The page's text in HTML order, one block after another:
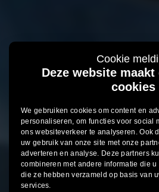
Cookie
Deze website
cookies
We gebruiken cookies om content en
personaliseren, om functies voor social
ons websiteverkeer te analyseren. Ook
uw gebruik van onze site met onze
adverteren en analyse. Deze partners
combineren met andere informatie die
die ze hebben verzameld op basis van
services.